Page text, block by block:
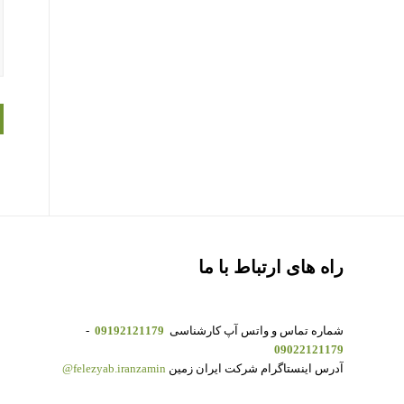
راه های ارتباط با ما
شماره تماس و واتس آپ کارشناسی 09192121179
-
09022121179
آدرس اینستاگرام شرکت ایران زمین felezyab.iranzamin@